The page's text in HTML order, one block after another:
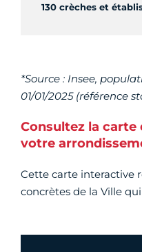
130 crèches et
*Source : Insee,
01/01/2025 (référence
Consultez la carte
votre
Cette carte interactive
concrètes de la Ville